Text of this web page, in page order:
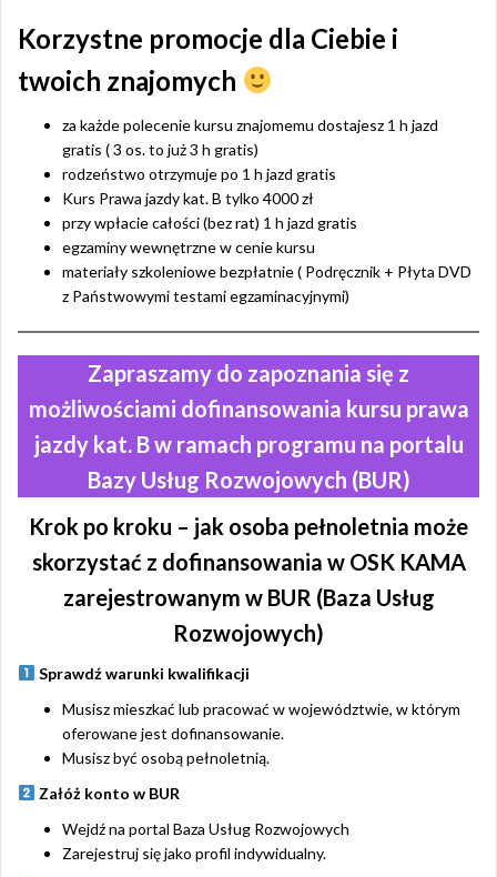
Korzystne promocje dla Ciebie i
twoich znajomych
za każde polecenie kursu znajomemu dostajesz 1 h jazd
gratis ( 3 os. to już 3 h gratis)
rodzeństwo otrzymuje po 1 h jazd gratis
Kurs Prawa jazdy kat. B tylko 4000 zł
przy wpłacie całości (bez rat) 1 h jazd gratis
egzaminy wewnętrzne w cenie kursu
materiały szkoleniowe bezpłatnie ( Podręcznik + Płyta DVD
z Państwowymi testami egzaminacyjnymi)
Zapraszamy do zapoznania się z
możliwościami dofinansowania kursu prawa
jazdy kat. B w ramach programu na portalu
Bazy Usług Rozwojowych (BUR)
Krok po kroku – jak osoba pełnoletnia może
skorzystać z dofinansowania w OSK KAMA
zarejestrowanym w BUR (Baza Usług
Rozwojowych)
Sprawdź warunki kwalifikacji
Musisz mieszkać lub pracować w województwie, w którym
oferowane jest dofinansowanie.
Musisz być osobą pełnoletnią.
Załóż konto w BUR
Wejdź na portal Baza Usług Rozwojowych
Zarejestruj się jako profil indywidualny.